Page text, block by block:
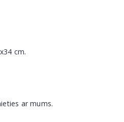
cm.
ar mums.